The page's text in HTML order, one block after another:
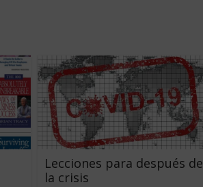
Lecciones para después de
la crisis